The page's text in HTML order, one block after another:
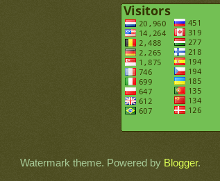
Watermark theme. Powered by Blogger.